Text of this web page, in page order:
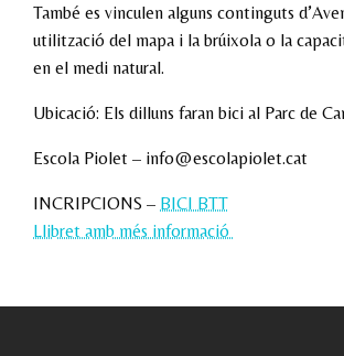
També es vinculen alguns continguts
utilització del mapa i la brúixola o la
en el medi natural.
Ubicació: Els dilluns faran bici al Parc de
Escola Piolet – info@escolapiolet.cat
INCRIPCIONS – BICI BTT
Llibret amb més informació